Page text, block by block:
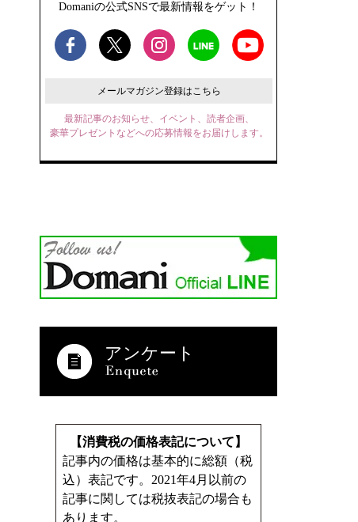
Domaniの公式SNSで最新情報をゲット！
メールマガジン登録はこちら
最新記事のお知らせ、イベント、読者企画、
豪華プレゼントなどへの応募情報をお届けします。
アンケート
【消費税の価格表記について】
記事内の価格は基本的に総額（税
込）表記です。2021年4月以前の
記事に関しては税抜表記の場合も
あります。